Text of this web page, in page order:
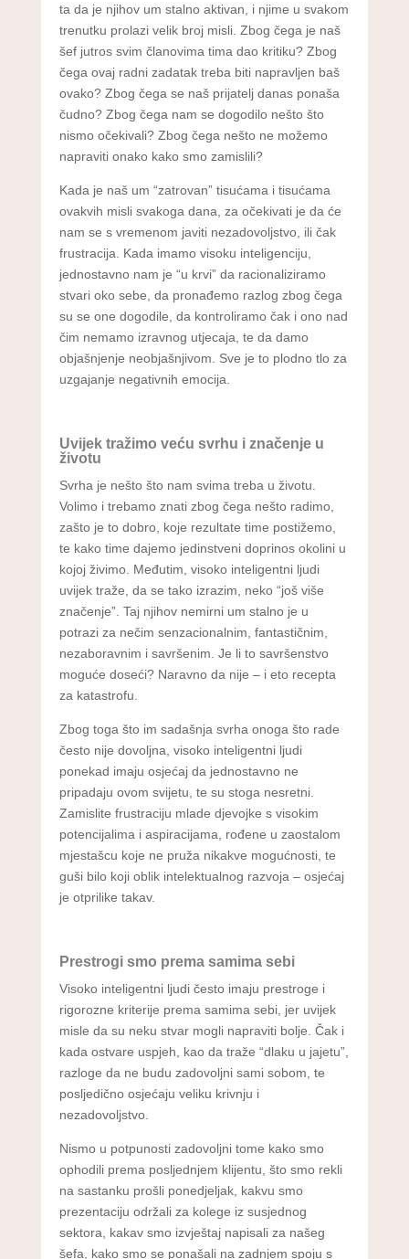
ta da je njihov um stalno aktivan, i njime u svakom
trenutku prolazi velik broj misli. Zbog čega je naš
šef jutros svim članovima tima dao kritiku? Zbog
čega ovaj radni zadatak treba biti napravljen baš
ovako? Zbog čega se naš prijatelj danas ponaša
čudno? Zbog čega nam se dogodilo nešto što
nismo očekivali? Zbog čega nešto ne možemo
napraviti onako kako smo zamislili?
Kada je naš um “zatrovan” tisućama i tisućama
ovakvih misli svakoga dana, za očekivati je da će
nam se s vremenom javiti nezadovoljstvo, ili čak
frustracija. Kada imamo visoku inteligenciju,
jednostavno nam je “u krvi” da racionaliziramo
stvari oko sebe, da pronađemo razlog zbog čega
su se one dogodile, da kontroliramo čak i ono nad
čim nemamo izravnog utjecaja, te da damo
objašnjenje neobjašnjivom. Sve je to plodno tlo za
uzgajanje negativnih emocija.
Uvijek tražimo veću svrhu i značenje u
životu
Svrha je nešto što nam svima treba u životu.
Volimo i trebamo znati zbog čega nešto radimo,
zašto je to dobro, koje rezultate time postižemo,
te kako time dajemo jedinstveni doprinos okolini u
kojoj živimo. Međutim, visoko inteligentni ljudi
uvijek traže, da se tako izrazim, neko “još više
značenje”. Taj njihov nemirni um stalno je u
potrazi za nečim senzacionalnim, fantastičnim,
nezaboravnim i savršenim. Je li to savršenstvo
moguće doseći? Naravno da nije – i eto recepta
za katastrofu.
Zbog toga što im sadašnja svrha onoga što rade
često nije dovoljna, visoko inteligentni ljudi
ponekad imaju osjećaj da jednostavno ne
pripadaju ovom svijetu, te su stoga nesretni.
Zamislite frustraciju mlade djevojke s visokim
potencijalima i aspiracijama, rođene u zaostalom
mjestašcu koje ne pruža nikakve mogućnosti, te
guši bilo koji oblik intelektualnog razvoja – osjećaj
je otprilike takav.
Prestrogi smo prema samima sebi
Visoko inteligentni ljudi često imaju prestroge i
rigorozne kriterije prema samima sebi, jer uvijek
misle da su neku stvar mogli napraviti bolje. Čak i
kada ostvare uspjeh, kao da traže “dlaku u jajetu”,
razloge da ne budu zadovoljni sami sobom, te
posljedično osjećaju veliku krivnju i
nezadovoljstvo.
Nismo u potpunosti zadovoljni tome kako smo
ophodili prema posljednjem klijentu, što smo rekli
na sastanku prošli ponedjeljak, kakvu smo
prezentaciju održali za kolege iz susjednog
sektora, kakav smo izvještaj napisali za našeg
šefa, kako smo se ponašali na zadnjem spoju s